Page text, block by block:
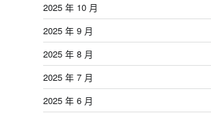
2025 年 10 月
2025 年 9 月
2025 年 8 月
2025 年 7 月
2025 年 6 月